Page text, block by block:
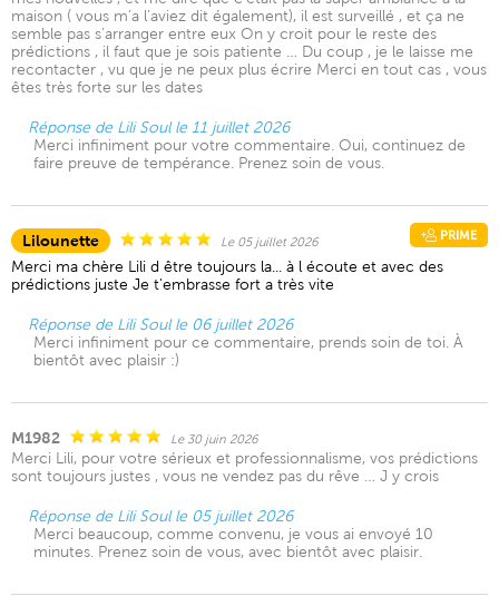
maison ( vous m’a l’aviez dit également), il est surveillé , et ça ne
semble pas s’arranger entre eux On y croit pour le reste des
prédictions , il faut que je sois patiente … Du coup , je le laisse me
recontacter , vu que je ne peux plus écrire Merci en tout cas , vous
êtes très forte sur les dates
Réponse de Lili Soul le 11 juillet 2026
Merci infiniment pour votre commentaire. Oui, continuez de
faire preuve de tempérance. Prenez soin de vous.
Lilounette Le 05 juillet 2026 PRIME
Merci ma chère Lili d être toujours la... à l écoute et avec des
prédictions juste Je t'embrasse fort a très vite
Réponse de Lili Soul le 06 juillet 2026
Merci infiniment pour ce commentaire, prends soin de toi. À
bientôt avec plaisir :)
M1982 Le 30 juin 2026
Merci Lili, pour votre sérieux et professionnalisme, vos prédictions
sont toujours justes , vous ne vendez pas du rêve … J y crois
Réponse de Lili Soul le 05 juillet 2026
Merci beaucoup, comme convenu, je vous ai envoyé 10
minutes. Prenez soin de vous, avec bientôt avec plaisir.